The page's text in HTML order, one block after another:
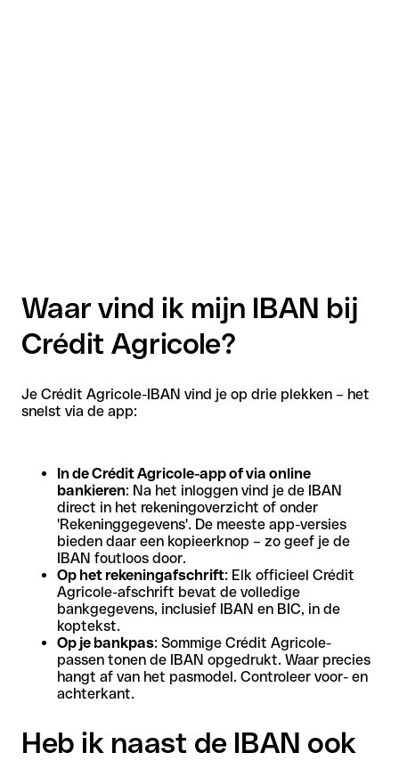
Waar vind ik mijn IBAN bij
Crédit Agricole?
Je Crédit Agricole-IBAN vind je op drie plekken – het
snelst via de app:
In de Crédit Agricole-app of via online
bankieren: Na het inloggen vind je de IBAN
direct in het rekeningoverzicht of onder
'Rekeninggegevens'. De meeste app-versies
bieden daar een kopieerknop – zo geef je de
IBAN foutloos door.
Op het rekeningafschrift: Elk officieel Crédit
Agricole-afschrift bevat de volledige
bankgegevens, inclusief IBAN en BIC, in de
koptekst.
Op je bankpas: Sommige Crédit Agricole-
passen tonen de IBAN opgedrukt. Waar precies
hangt af van het pasmodel. Controleer voor- en
achterkant.
Heb ik naast de IBAN ook